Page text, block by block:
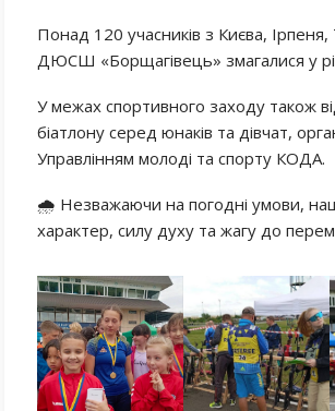
Понад 120 учасників з Києва, Ірпеня,
ДЮСШ «Борщагівець» змагалися у
У межах спортивного заходу також
біатлону серед юнаків та дівчат,
Управлінням молоді та спорту КОДА.
🌧 Незважаючи на погодні умови,
характер, силу духу та жагу до